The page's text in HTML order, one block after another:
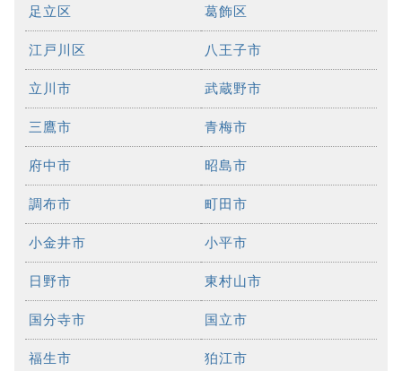
足立区 葛飾区
江戸川区 八王子市
立川市 武蔵野市
三鷹市 青梅市
府中市 昭島市
調布市 町田市
小金井市 小平市
日野市 東村山市
国分寺市 国立市
福生市 狛江市